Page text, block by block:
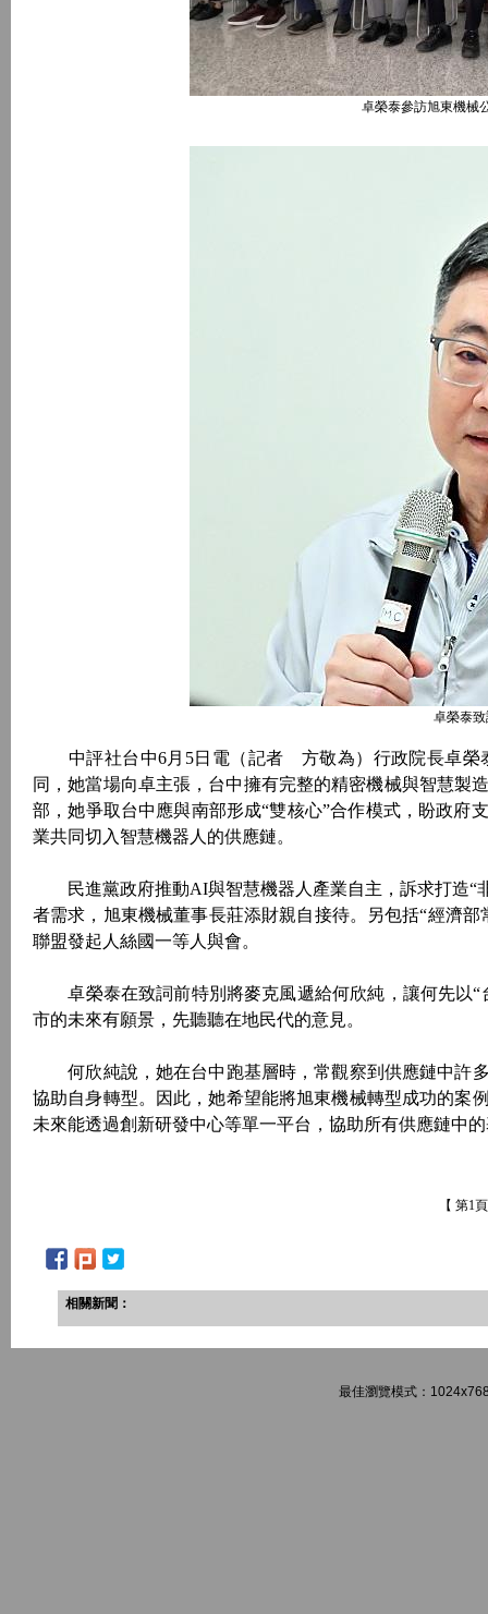
卓榮泰參訪旭東機械
卓榮泰
中評社台中6月5日電（記者 方敬為）行政院長卓榮
同，她當場向卓主張，台中擁有完整的精密機械與智慧製
部，她爭取台中應與南部形成“雙核心”合作模式，盼政府
業共同切入智慧機器人的供應鏈。
民進黨政府推動AI與智慧機器人產業自主，訴求打造“
者需求，旭東機械董事長莊添財親自接待。另包括“經濟
聯盟發起人絲國一等人與會。
卓榮泰在致詞前特別將麥克風遞給何欣純，讓何先以“
市的未來有願景，先聽聽在地民代的意見。
何欣純說，她在台中跑基層時，常觀察到供應鏈中許
協助自身轉型。因此，她希望能將旭東機械轉型成功的案
未來能透過創新研發中心等單一平台，協助所有供應鏈中
【 第1
相關新聞：
最佳瀏覽模式：